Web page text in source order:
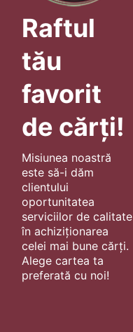
Raftul
tău
favorit
de cărți!
Misiunea noastră
este să-i dăm
clientului
oportunitatea
serviciilor de calitate
în achiziționarea
celei mai bune cărți.
Alege cartea ta
preferată cu noi!